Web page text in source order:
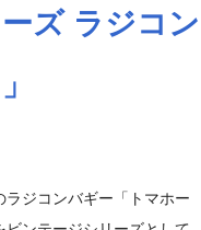
ズ ラジコン
ジコンバギー「トマホー